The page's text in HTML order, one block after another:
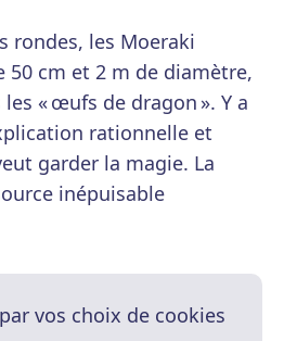
rondes, les Moeraki
50 cm et 2 m de diamètre,
« œufs de dragon ». Y a
rationnelle et
garder la magie. La
inépuisable
vos choix de cookies